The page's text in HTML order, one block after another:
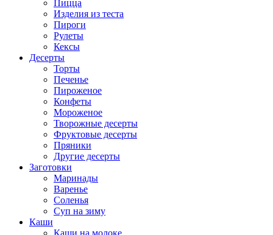
Пицца
Изделия из теста
Пироги
Рулеты
Кексы
Десерты
Торты
Печенье
Пироженое
Конфеты
Мороженое
Творожные десерты
Фруктовые десерты
Пряники
Другие десерты
Заготовки
Маринады
Варенье
Соленья
Суп на зиму
Каши